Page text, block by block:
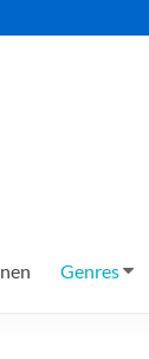
Genres